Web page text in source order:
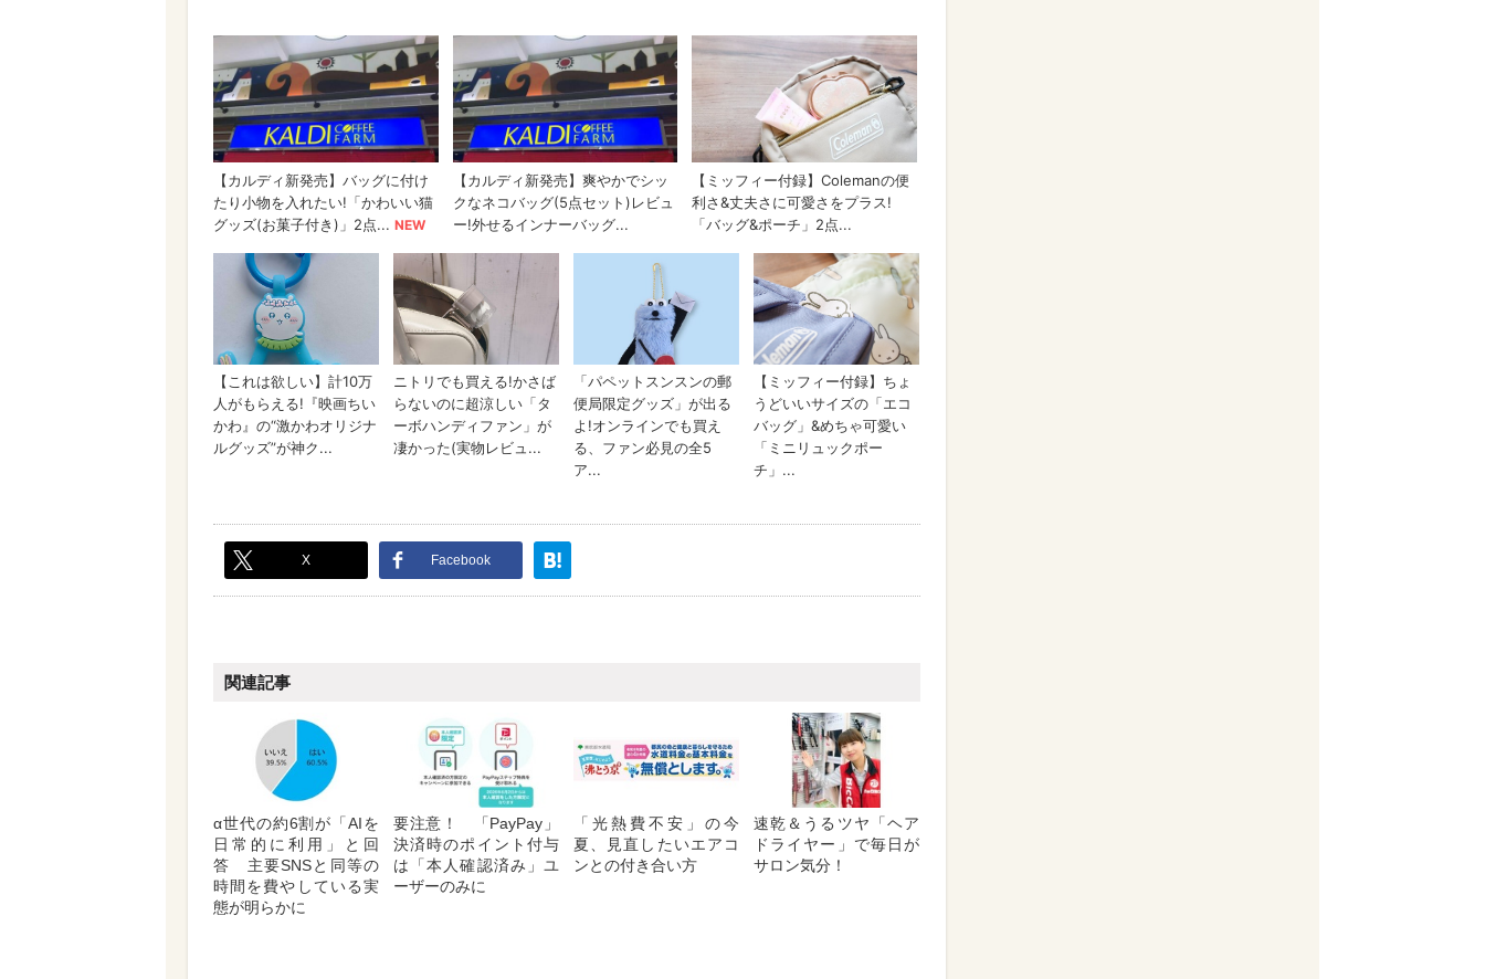
X Facebook
関連記事
α世代の約6割が「AIを
日常的に利用」と回
答 主要SNSと同等の
時間を費やしている実
態が明らかに
要注意！ 「PayPay」
決済時のポイント付与
は「本人確認済み」ユ
ーザーのみに
「光熱費不安」の今
夏、見直したいエアコ
ンとの付き合い方
速乾＆うるツヤ「ヘア
ドライヤー」で毎日が
サロン気分！